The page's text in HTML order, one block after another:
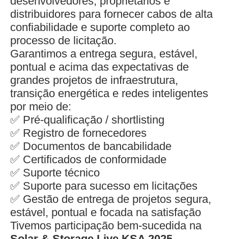
distribuidores para fornecer cabos de alta
confiabilidade e suporte completo ao
processo de licitação.
Garantimos a entrega segura, estável,
pontual e acima das expectativas de
grandes projetos de infraestrutura,
transição energética e redes inteligentes
por meio de:
✅ Pré-qualificação / shortlisting
✅ Registro de fornecedores
✅ Documentos de bancabilidade
✅ Certificados de conformidade
✅ Suporte técnico
✅ Suporte para sucesso em licitações
✅ Gestão de entrega de projetos segura,
estável, pontual e focada na satisfação
Tivemos participação bem-sucedida na